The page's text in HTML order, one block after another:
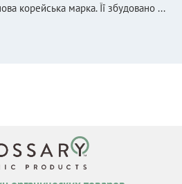
корейська марка. Її збудовано ...